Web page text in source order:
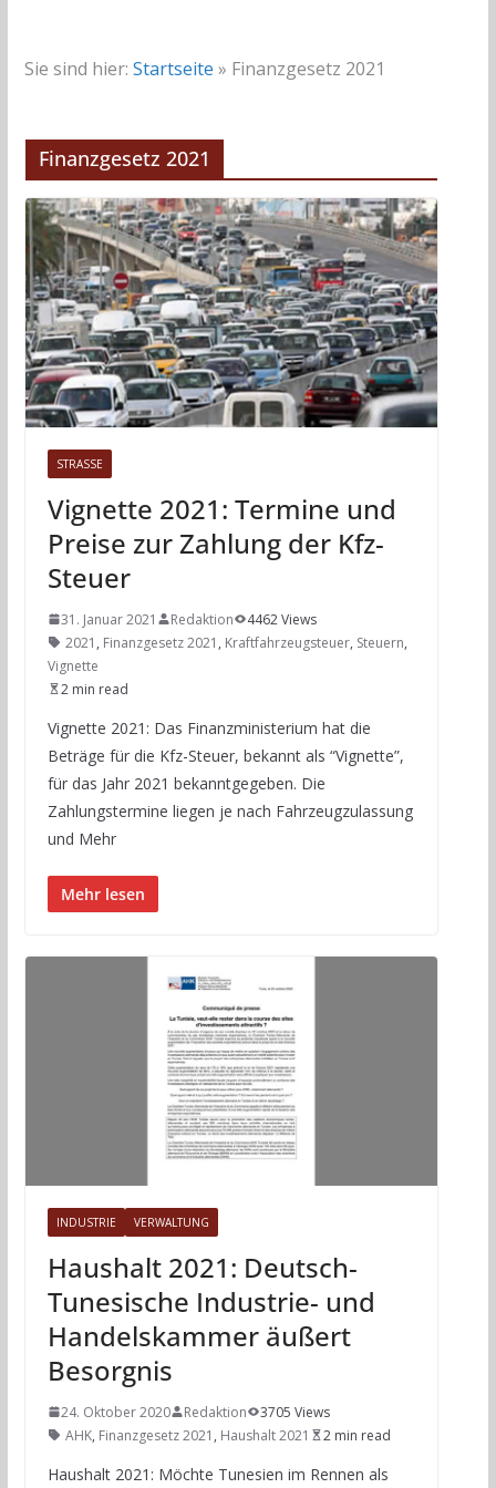
Sie sind hier: Startseite » Finanzgesetz 2021
Finanzgesetz 2021
STRASSE
Vignette 2021: Termine und
Preise zur Zahlung der Kfz-
Steuer
31. Januar 2021 Redaktion
4462 Views
2021 , Finanzgesetz 2021 , Kraftfahrzeugsteuer, Steuern,
Vignette
2 min read
Vignette 2021: Das Finanzministerium hat die
Beträge für die Kfz-Steuer, bekannt als “Vignette”,
für das Jahr 2021 bekanntgegeben. Die
Zahlungstermine liegen je nach Fahrzeugzulassung
und Mehr
Mehr lesen
INDUSTRIE VERWALTUNG
Haushalt 2021: Deutsch-
Tunesische Industrie- und
Handelskammer äußert
Besorgnis
24. Oktober 2020 Redaktion
3705 Views
AHK, Finanzgesetz 2021 , Haushalt 2021 2 min read
Haushalt 2021: Möchte Tunesien im Rennen als